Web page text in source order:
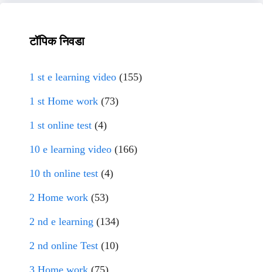
टॉपिक निवडा
1 st e learning video (155)
1 st Home work (73)
1 st online test (4)
10 e learning video (166)
10 th online test (4)
2 Home work (53)
2 nd e learning (134)
2 nd online Test (10)